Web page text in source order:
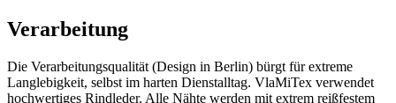
Verarbeitung
Die Verarbeitungsqualität (Design in Berlin) bürgt für extreme
Langlebigkeit, selbst im harten Dienstalltag. VlaMiTex verwendet
hochwertiges Rindleder. Alle Nähte werden mit extrem reißfestem